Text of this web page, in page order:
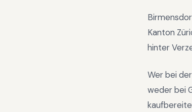
Kanton
hinter
Wer bei
weder bei